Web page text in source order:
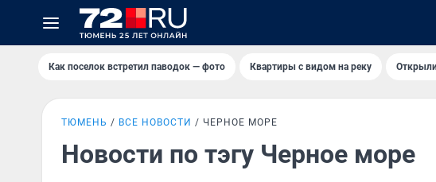
Как поселок встретил паводок — фото Квартиры с видом на реку
ТЮМЕНЬ ВСЕ НОВОСТИ ЧЕРНОЕ МОРЕ
Новости по тэгу Черное море